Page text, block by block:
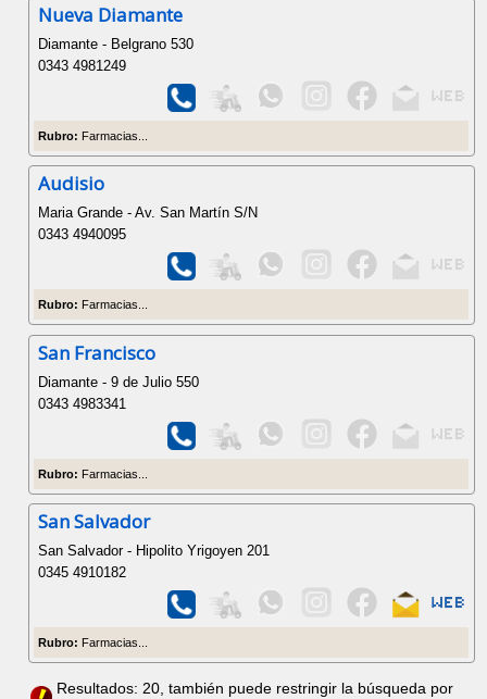
Nueva Diamante
Diamante - Belgrano 530
0343 4981249
Rubro: Farmacias...
Audisio
Maria Grande - Av. San Martín S/N
0343 4940095
Rubro: Farmacias...
San Francisco
Diamante - 9 de Julio 550
0343 4983341
Rubro: Farmacias...
San Salvador
San Salvador - Hipolito Yrigoyen 201
0345 4910182
Rubro: Farmacias...
Resultados: 20, también puede restringir la búsqueda por